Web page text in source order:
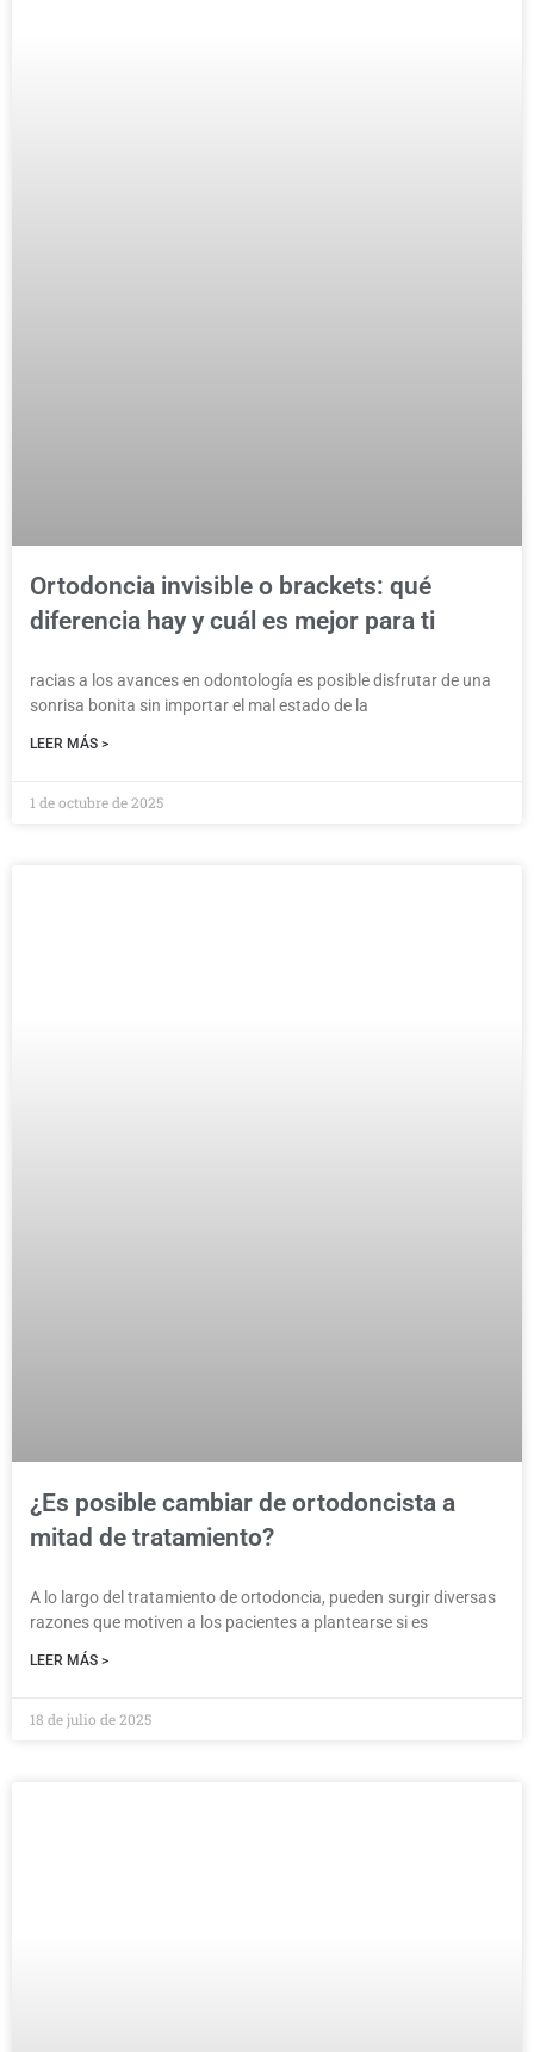
Ortodoncia invisible o brackets: qué
diferencia hay y cuál es mejor para ti
racias a los avances en odontología es posible disfrutar de una
sonrisa bonita sin importar el mal estado de la
LEER MÁS >
1 de octubre de 2025
¿Es posible cambiar de ortodoncista a
mitad de tratamiento?
A lo largo del tratamiento de ortodoncia, pueden surgir diversas
razones que motiven a los pacientes a plantearse si es
LEER MÁS >
18 de julio de 2025